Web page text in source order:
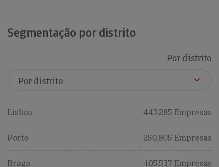
Segmentação por distrito
Por distrito
Lisboa 443,285 Empresas
Porto 250,805 Empresas
Braga 105,537 Empresas